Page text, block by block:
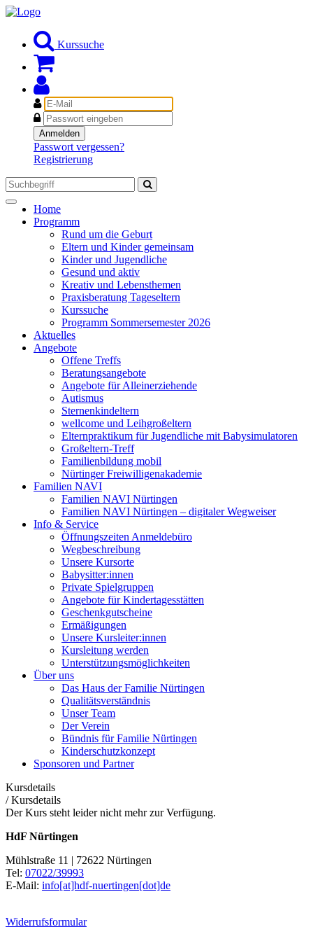
Kurssuche
E-
Mail
Passwort
Anmelden
Passwort vergessen?
Registrierung
Toggle
navigation
Home
Programm
Rund um die Geburt
Eltern und Kinder gemeinsam
Kinder und Jugendliche
Gesund und aktiv
Kreativ und Lebensthemen
Praxisberatung Tageseltern
Kurssuche
Programm Sommersemester 2026
Aktuelles
Angebote
Offene Treffs
Beratungsangebote
Angebote für Alleinerziehende
Autismus
Sternenkindeltern
wellcome und Leihgroßeltern
Elternpraktikum für Jugendliche mit Babysimulatoren
Großeltern-Treff
Familienbildung mobil
Nürtinger Freiwilligenakademie
Familien NAVI
Familien NAVI Nürtingen
Familien NAVI Nürtingen – digitaler Wegweiser
Info & Service
Öffnungszeiten Anmeldebüro
Wegbeschreibung
Unsere Kursorte
Babysitter:innen
Private Spielgruppen
Angebote für Kindertagesstätten
Geschenkgutscheine
Ermäßigungen
Unsere Kursleiter:innen
Kursleitung werden
Unterstützungsmöglichkeiten
Über uns
Das Haus der Familie Nürtingen
Qualitätsverständnis
Unser Team
Der Verein
Bündnis für Familie Nürtingen
Kinderschutzkonzept
Sponsoren und Partner
Kursdetails
/Kursdetails
Der Kurs steht leider nicht mehr zur Verfügung.
HdF Nürtingen
Mühlstraße 11 | 72622 Nürtingen
Tel: 07022/39993
E-Mail: info[at]hdf-nuertingen[dot]de
Widerrufsformular